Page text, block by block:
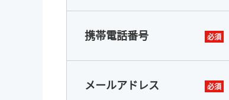
携帯電話番号
メールアドレス